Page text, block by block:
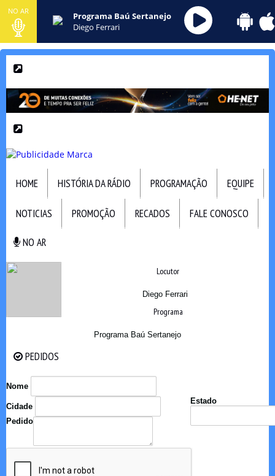
NO AR
Programa Baú Sertanejo
Diego Ferrari
HOME HISTÓRIA DA RÁDIO PROGRAMAÇÃO EQUIPE
NOTICIAS PROMOÇÃO RECADOS FALE CONOSCO
NO AR
Locutor
Diego Ferrari
Programa
Programa Baú Sertanejo
PEDIDOS
Nome
Cidade
Estado
Pedido